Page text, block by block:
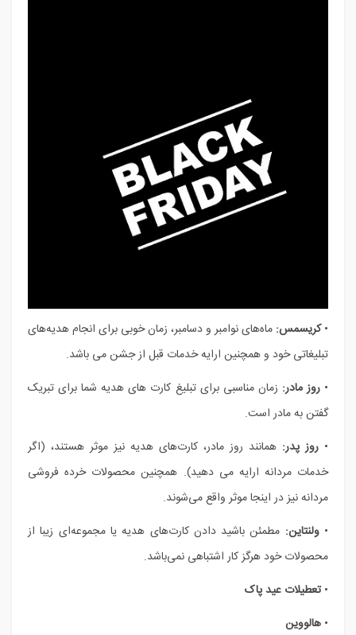
•کریسمس: ماه‌های نوامبر و دسامبر، زمان خوبی برای انجام هدیه‌های
تبلیغاتی خود و همچنین ارایه خدمات قبل از جشن می باشد.
•روز مادر: زمان مناسبی برای تبلیغ کارت های هدیه شما برای تبریک
گفتن به مادر است.
• روز پدر: همانند روز مادر، کارت‌های هدیه نیز موثر هستند، (اگر
خدمات مردانه ارایه می دهید). همچنین محصولات خرده فروشی
مردانه نیز در اینجا موثر واقع می‌شوند.
•ولنتاین: مطمئن باشید دادن کارت‌های هدیه یا مجموعه‌ای زیبا از
محصولات خود هرگز کار اشتباهی نمی‌باشد.
•تعطیلات عید پاک
• هالووین